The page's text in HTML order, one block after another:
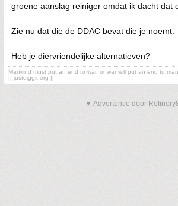
groene aanslag reiniger omdat ik dacht dat
Zie nu dat die de DDAC bevat die je noemt.
Heb je diervriendelijke alternatieven?
Mankind must put an end to war, or war will put an end to
|| justdiggit.org ||
▼ Advertentie door